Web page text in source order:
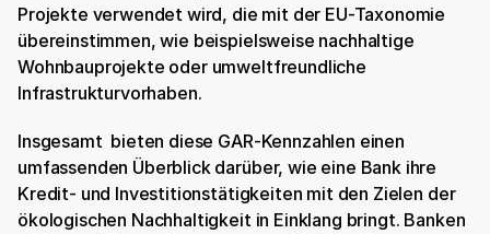
Projekte verwendet wird, die mit der EU-Taxonomie
übereinstimmen, wie beispielsweise nachhaltige
Wohnbauprojekte oder umweltfreundliche
Infrastrukturvorhaben.
Insgesamt  bieten diese GAR-Kennzahlen einen
umfassenden Überblick darüber, wie eine Bank ihre
Kredit- und Investitionstätigkeiten mit den Zielen der
ökologischen Nachhaltigkeit in Einklang bringt. Banken